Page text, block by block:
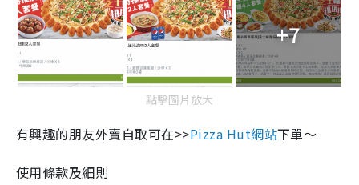
+7
點擊圖片放大
有興趣的朋友外賣自取可在>>Pizza Hut網站下單～
使用條款及細則